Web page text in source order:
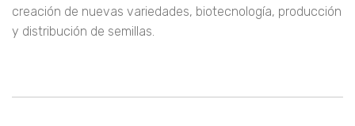
creación de nuevas variedades, biotecnología, producción
y distribución de semillas.